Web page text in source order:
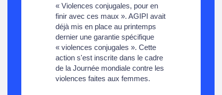
« Violences conjugales, pour en
finir avec ces maux ». AGIPI avait
déjà mis en place au printemps
dernier une garantie spécifique
« violences conjugales ». Cette
action s'est inscrite dans le cadre
de la Journée mondiale contre les
violences faites aux femmes.